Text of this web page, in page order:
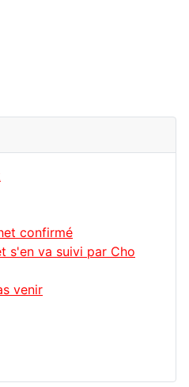
confirmé
s'en va suivi par Cho
venir